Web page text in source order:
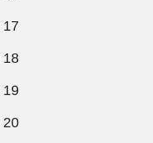
17
18
19
20